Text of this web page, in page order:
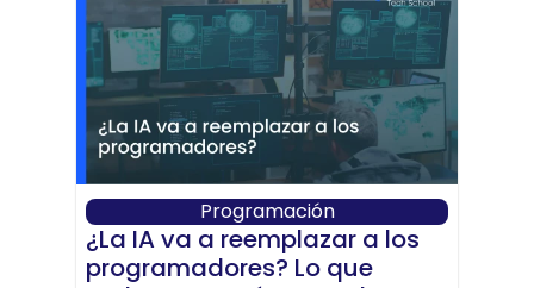
Programación
¿La IA va a reemplazar a los
programadores? Lo que